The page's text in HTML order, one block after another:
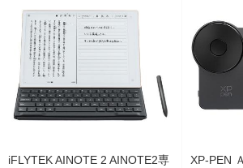
iFLYTEK AINOTE 2 AINOTE2専
XP-PEN ＡＣＫ０５ ショート